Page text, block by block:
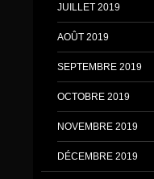
JUILLET 2019
AOÛT 2019
SEPTEMBRE 2019
OCTOBRE 2019
NOVEMBRE 2019
DÉCEMBRE 2019